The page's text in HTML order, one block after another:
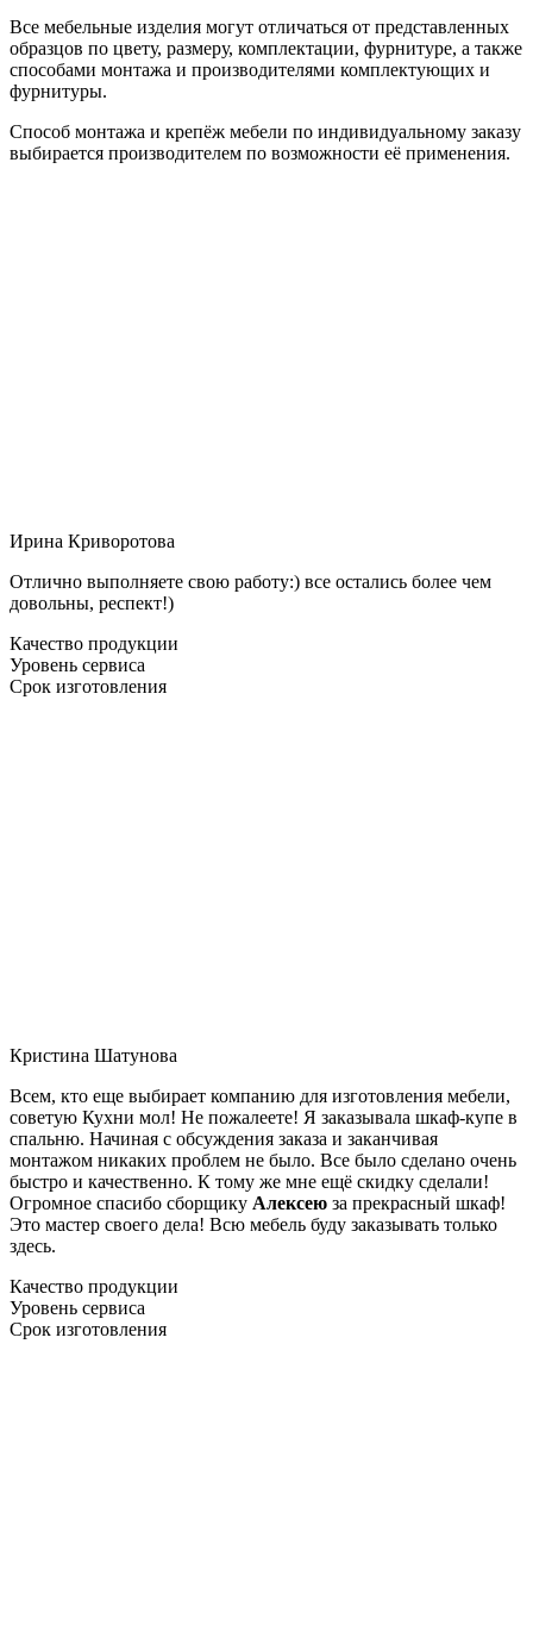
Все мебельные изделия могут отличаться от представленных
образцов по цвету, размеру, комплектации, фурнитуре, а также
способами монтажа и производителями комплектующих и
фурнитуры.
Способ монтажа и крепёж мебели по индивидуальному заказу
выбирается производителем по возможности её применения.
Ирина Криворотова
Отлично выполняете свою работу:) все остались более чем
довольны, респект!)
Качество продукции
Уровень сервиса
Срок изготовления
Кристина Шатунова
Всем, кто еще выбирает компанию для изготовления мебели,
советую Кухни мол! Не пожалеете! Я заказывала шкаф-купе в
спальню. Начиная с обсуждения заказа и заканчивая
монтажом никаких проблем не было. Все было сделано очень
быстро и качественно. К тому же мне ещё скидку сделали!
Огромное спасибо сборщику Алексею за прекрасный шкаф!
Это мастер своего дела! Всю мебель буду заказывать только
здесь.
Качество продукции
Уровень сервиса
Срок изготовления